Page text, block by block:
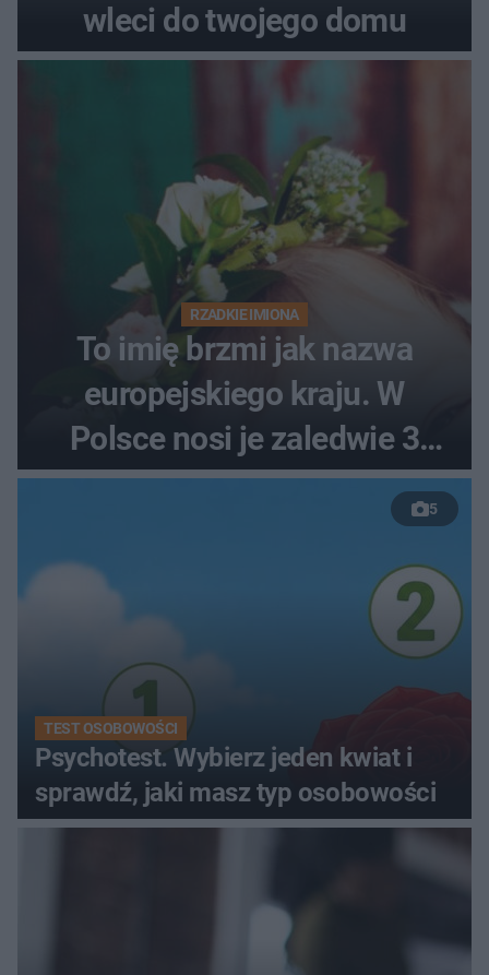
wleci do twojego domu
RZADKIE IMIONA
To imię brzmi jak nazwa
europejskiego kraju. W
Polsce nosi je zaledwie 3
kobiety
5
TEST OSOBOWOŚCI
Psychotest. Wybierz jeden kwiat i
sprawdź, jaki masz typ osobowości